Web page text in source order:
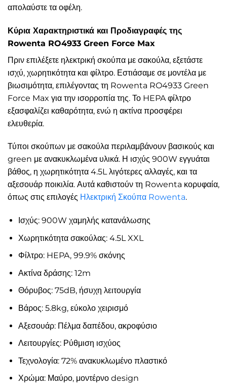
απολαύστε τα οφέλη.
Κύρια Χαρακτηριστικά και Προδιαγραφές της
Rowenta RO4933 Green Force Max
Πριν επιλέξετε ηλεκτρική σκούπα με σακούλα, εξετάστε
ισχύ, χωρητικότητα και φίλτρο. Εστιάσαμε σε μοντέλα με
βιωσιμότητα, επιλέγοντας τη Rowenta RO4933 Green
Force Max για την ισορροπία της. Το HEPA φίλτρο
εξασφαλίζει καθαρότητα, ενώ η ακτίνα προσφέρει
ελευθερία.
Τύποι σκούπων με σακούλα περιλαμβάνουν βασικούς και
green με ανακυκλωμένα υλικά. Η ισχύς 900W εγγυάται
βάθος, η χωρητικότητα 4.5L λιγότερες αλλαγές, και τα
αξεσουάρ ποικιλία. Αυτά καθιστούν τη Rowenta κορυφαία,
όπως στις επιλογές Ηλεκτρική Σκούπα Rowenta.
Ισχύς: 900W χαμηλής κατανάλωσης
Χωρητικότητα σακούλας: 4.5L XXL
Φίλτρο: HEPA, 99.9% σκόνης
Ακτίνα δράσης: 12m
Θόρυβος: 75dB, ήσυχη λειτουργία
Βάρος: 5.8kg, εύκολο χειρισμό
Αξεσουάρ: Πέλμα δαπέδου, ακροφύσιο
Λειτουργίες: Ρύθμιση ισχύος
Τεχνολογία: 72% ανακυκλωμένο πλαστικό
Χρώμα: Μαύρο, μοντέρνο design